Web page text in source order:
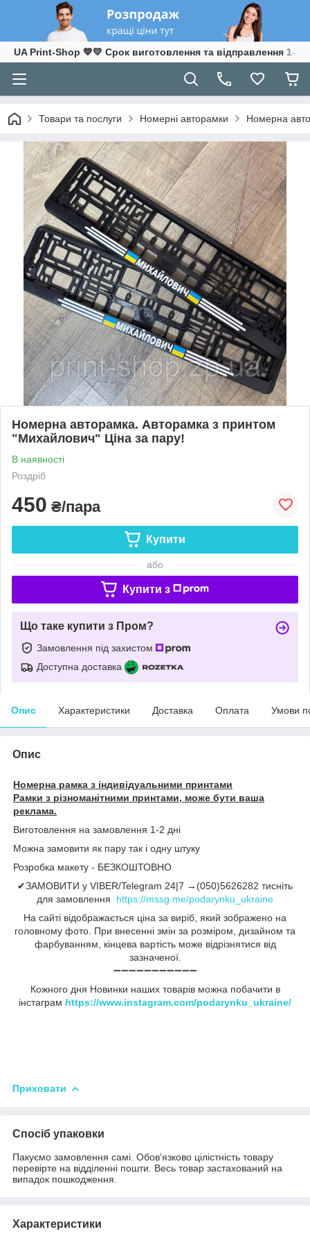
UA Print-Shop ​💙💛 Срок виготовлення та відправлення 1-3
Товари та послуги Номерні авторамки Номерна
Номерна авторамка. Авторамка з принтом
"Михайлович" Ціна за пару!
В наявності
Роздріб
450 ₴/пара
Купити
або
Купити з
Що таке купити з Пром?
Замовлення під захистом
Доступна доставка
Опис Характеристики Доставка Оплата Умови
Опис
Номерна рамка з індивідуальними принтами
Рамки з різноманітними принтами, може бути ваша
реклама.
Виготовлення на замовлення 1-2 дні
Можна замовити як пару так і одну штуку
Розробка макету - БЕЗКОШТОВНО
✔ЗАМОВИТИ у VIBER/Telegram 24|7 →(050)5626282 тисніть
для замовлення https://mssg.me/podarynku_ukraine
На сайті відображається ціна за виріб, який зображено на
головному фото. При внесенні змін за розміром, дизайном та
фарбуванням, кінцева вартість може відрізнятися від
зазначеної.
➖➖➖➖➖➖➖➖➖➖➖
Кожного дня Новинки наших товарів можна побачити в
інстаграм https://www.instagram.com/podarynku_ukraine/
Приховати
Спосіб упаковки
Пакуємо замовлення самі. Обов'язково цілістність товару
перевірте на відділенні пошти. Весь товар застахований на
випадок пошкодження.
Характеристики